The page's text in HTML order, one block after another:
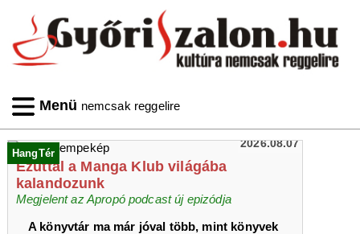
Menü nemcsak reggelire
HangTér
2026.08.07
Ezúttal a Manga Klub világába
kalandozunk
Megjelent az Apropó podcast új epizódja
A könyvtár ma már jóval több, mint könyvek